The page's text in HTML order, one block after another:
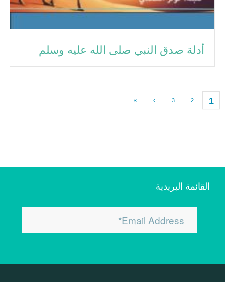
أدلة صدق النبي صلى الله عليه وسلم
1
2
3
›
»